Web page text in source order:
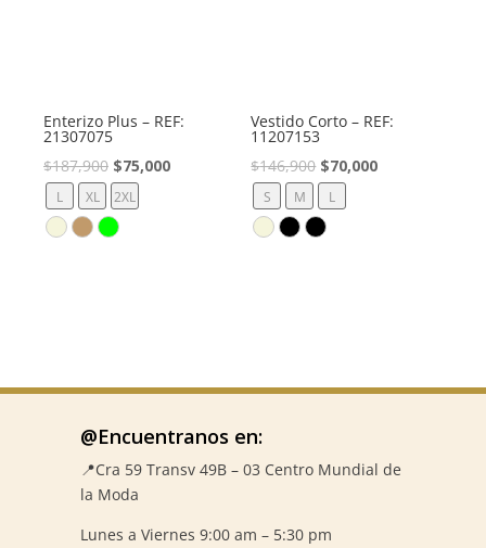
Enterizo Plus – REF:
21307075
$187,900 El
precio
original
$75,000El
L XL 2XL
Vestido Corto – REF:
11207153
$146,900 El
precio
original
$70,000El
S M L
@Encuentranos en:
📍Cra 59 Transv 49B – 03 Centro Mundial de
la Moda
Lunes a Viernes 9:00 am – 5:30 pm